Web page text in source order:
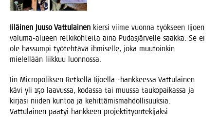
Iiläi­nen Juuso Vat­tu­lai­nen kier­si vii­me vuon­na työk­seen Iijoen
valu­ma-alu­een ret­ki­koh­tei­ta aina Pudas­jär­vel­le saak­ka. Se ei
ole has­sum­pi työ­teh­tä­vä ihmi­sel­le, joka muu­toin­kin
mie­lel­lään liik­kuu luonnossa.
Iin Mic­ro­po­lik­sen Ret­kel­lä Iijoel­la ‑hank­kees­sa Vat­tu­lai­nen
kävi yli 150 laa­vus­sa, kodas­sa tai muus­sa tau­ko­pai­kas­sa ja
kir­ja­si nii­den kun­toa ja kehit­tä­mis­mah­dol­li­suuk­sia.
Vat­tu­lai­nen pää­tyi hank­keen pro­jek­ti­työn­te­ki­jäk­si